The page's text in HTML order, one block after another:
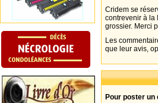
Cridem se
contrevenir à la
grossier. Merci
Les
que leur avis,
Pour poster